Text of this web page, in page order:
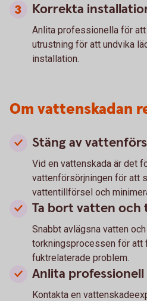
Korrekta
Anlita professionella för
utrustning för att undvika
installation.
Om vattenskadan
Stäng av
Vid en vattenskada är det
vattenförsörjningen för att
vattentillförsel och
Ta bort vatten och
Snabbt avlägsna vatten
torkningsprocessen för att
fuktrelaterade problem.
Anlita professionell
Kontakta en